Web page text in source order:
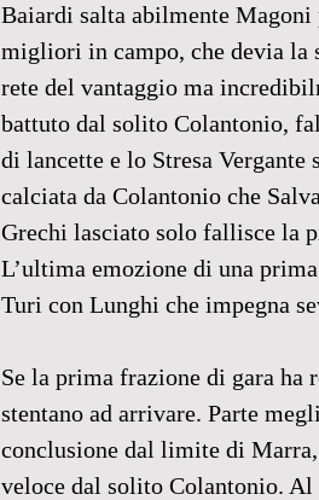
Baiardi salta abilmente Magoni
migliori in campo, che devia la
rete del vantaggio ma
battuto dal solito Colantonio,
di lancette e lo Stresa
calciata da Colantonio che
Grechi lasciato solo fallisce la
L’ultima emozione di una
Turi con Lunghi che impegna
Se la prima frazione di gara ha
stentano ad arrivare. Parte
conclusione dal limite di
veloce dal solito Colantonio. Al